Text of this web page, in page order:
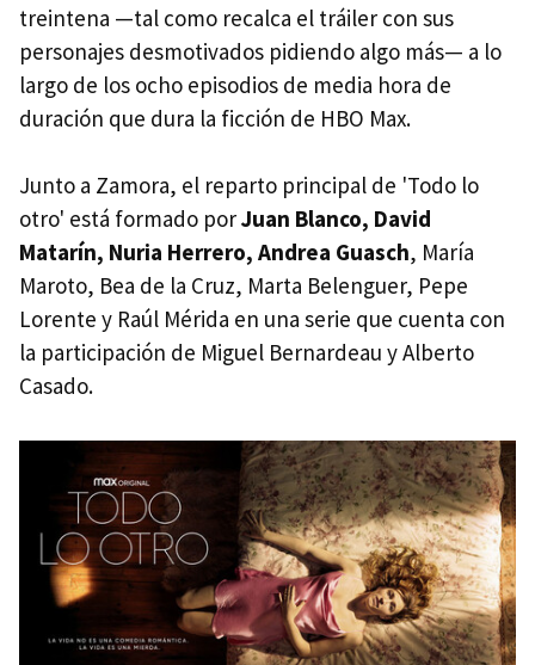
treintena —tal como recalca el tráiler con sus
personajes desmotivados pidiendo algo más— a lo
largo de los ocho episodios de media hora de
duración que dura la ficción de HBO Max.
Junto a Zamora, el reparto principal de 'Todo lo
otro' está formado porJuan Blanco, David
Matarín, Nuria Herrero, Andrea Guasch, María
Maroto, Bea de la Cruz, Marta Belenguer, Pepe
Lorente y Raúl Mérida en una serie que cuenta con
la participación de Miguel Bernardeau y Alberto
Casado.